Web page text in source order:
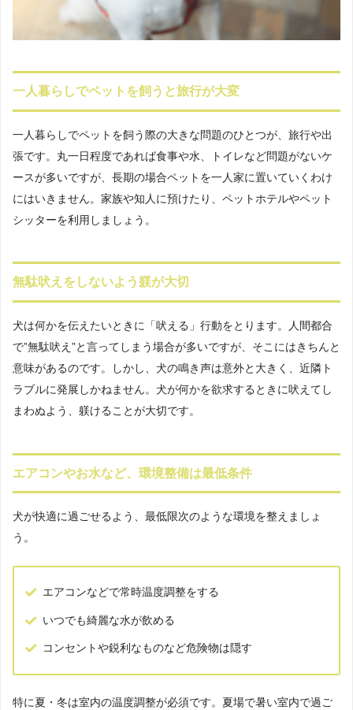
一人暮らしでペットを飼うと旅行が大変
一人暮らしでペットを飼う際の大きな問題のひとつが、旅行や出
張です。丸一日程度であれば食事や水、トイレなど問題がないケ
ースが多いですが、長期の場合ペットを一人家に置いていくわけ
にはいきません。家族や知人に預けたり、ペットホテルやペット
シッターを利用しましょう。
無駄吠えをしないよう躾が大切
犬は何かを伝えたいときに「吠える」行動をとります。人間都合
で”無駄吠え”と言ってしまう場合が多いですが、そこにはきちんと
意味があるのです。しかし、犬の鳴き声は意外と大きく、近隣ト
ラブルに発展しかねません。犬が何かを欲求するときに吠えてし
まわぬよう、躾けることが大切です。
エアコンやお水など、環境整備は最低条件
犬が快適に過ごせるよう、最低限次のような環境を整えましょ
う。
エアコンなどで常時温度調整をする
いつでも綺麗な水が飲める
コンセントや鋭利なものなど危険物は隠す
特に夏・冬は室内の温度調整が必須です。夏場で暑い室内で過ご